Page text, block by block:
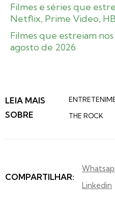
Filmes e séries que
Netflix, Prime Video,
Filmes que estreiam
agosto de 2026
LEIA MAIS
SOBRE
THE ROCK
COMPARTILHAR:
Linkedin